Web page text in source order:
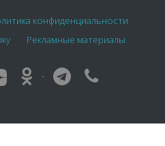
конфиденциальности
Рекламные материалы
-